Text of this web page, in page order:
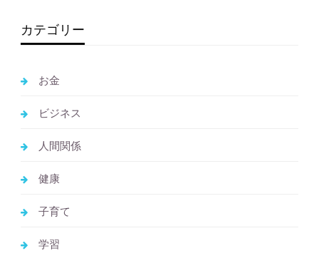
カテゴリー
お金
ビジネス
人間関係
健康
子育て
学習